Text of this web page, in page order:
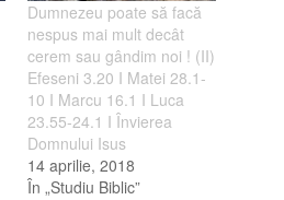
Dumnezeu poate să facă
nespus mai mult decât
cerem sau gândim noi ! (II)
Efeseni 3.20 I Matei 28.1-
10 I Marcu 16.1 I Luca
23.55-24.1 I Învierea
Domnului Isus
14 aprilie, 2018
În „Studiu Biblic”